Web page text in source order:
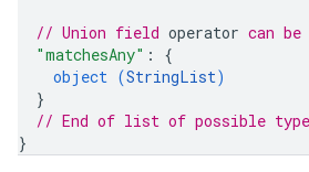
// Union field operator can
"matchesAny" : {
object (StringList)
}
// End of list of possible
}